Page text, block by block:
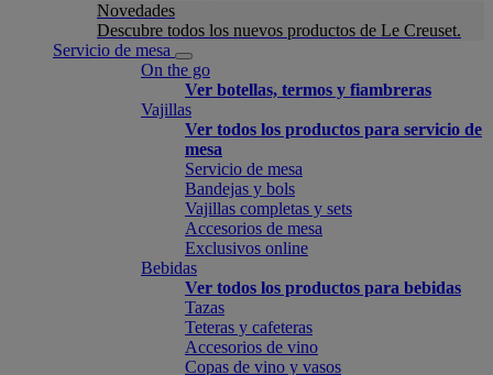
Novedades
Descubre todos los nuevos productos de Le Creuset.
Servicio de mesa
On the go
Ver botellas, termos y fiambreras
Vajillas
Ver todos los productos para servicio de
mesa
Servicio de mesa
Bandejas y bols
Vajillas completas y sets
Accesorios de mesa
Exclusivos online
Bebidas
Ver todos los productos para bebidas
Tazas
Teteras y cafeteras
Accesorios de vino
Copas de vino y vasos